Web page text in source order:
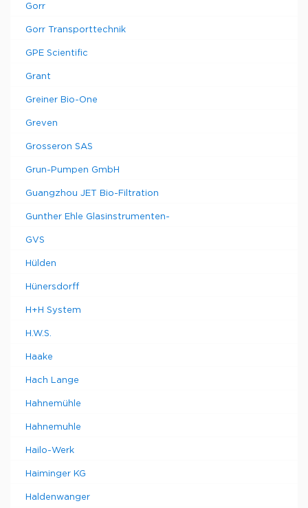
Gorr
Gorr Transporttechnik
GPE Scientific
Grant
Greiner Bio-One
Greven
Grosseron SAS
Grun-Pumpen GmbH
Guangzhou JET Bio-Filtration
Gunther Ehle Glasinstrumenten-
GVS
Hülden
Hünersdorff
H+H System
H.W.S.
Haake
Hach Lange
Hahnemühle
Hahnemuhle
Hailo-Werk
Haiminger KG
Haldenwanger